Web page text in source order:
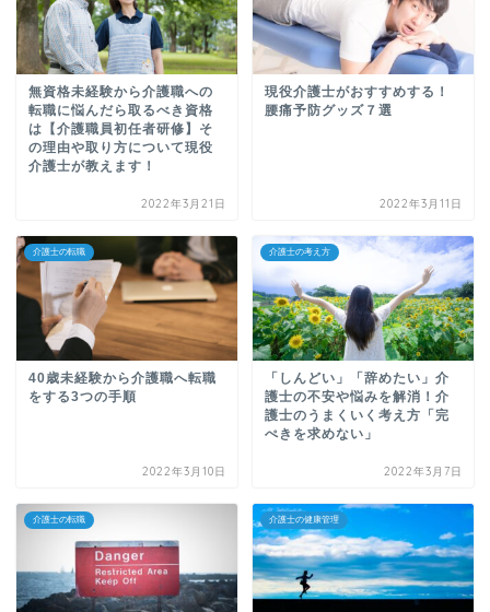
無資格未経験から介護職への
転職に悩んだら取るべき資格
は【介護職員初任者研修】そ
の理由や取り方について現役
介護士が教えます！
2022年3月21日
現役介護士がおすすめする！
腰痛予防グッズ７選
2022年3月11日
介護士の転職
40歳未経験から介護職へ転職
をする3つの手順
2022年3月10日
介護士の考え方
「しんどい」「辞めたい」介
護士の不安や悩みを解消！介
護士のうまくいく考え方「完
ぺきを求めない」
2022年3月7日
介護士の転職 介護士の健康管理